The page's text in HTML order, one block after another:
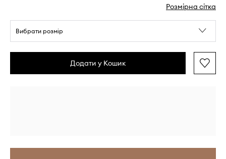
Розмірна сітка
Вибрати розмір
Додати у Кошик